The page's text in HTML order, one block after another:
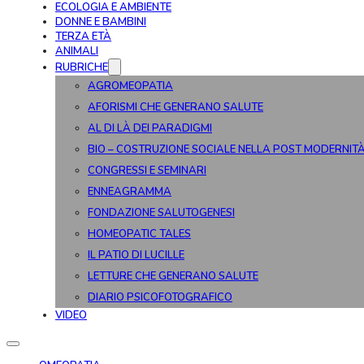
ECOLOGIA E AMBIENTE
DONNE E BAMBINI
TERZA ETÀ
ANIMALI
RUBRICHE
AGROMEOPATIA
AFORISMI CHE GENERANO SALUTE
AL DI LÀ DEI PARADIGMI
BIO – COSTRUZIONE SOCIALE NELLA POST
CONGRESSI E SEMINARI
ENNEAGRAMMA
FONDAZIONE SALUTOGENESI
HOMEOPATIC TALES
IL PATIO DI LUCILLE
LETTURE CHE GENERANO SALUTE
DIARIO PSICOFOTOGRAFICO
VIDEO